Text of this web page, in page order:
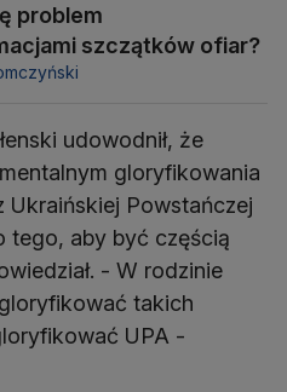
problem
szczątków ofiar?
udowodnił, że
gloryfikowania
Powstańczej
tego, aby być częścią
- W rodzinie
takich
UPA -